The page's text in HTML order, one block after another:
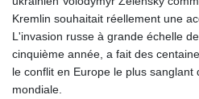
Kremlin souhaitait réellement une
L'invasion russe à grande échelle
cinquième année, a fait des
le conflit en Europe le plus
mondiale.